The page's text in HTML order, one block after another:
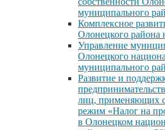
муниципального
Комплексное
Олонецкого района
Управление
Олонецкого
муниципального
Развитие и
лиц, применяющих
режим «Налог на
в Олонецком